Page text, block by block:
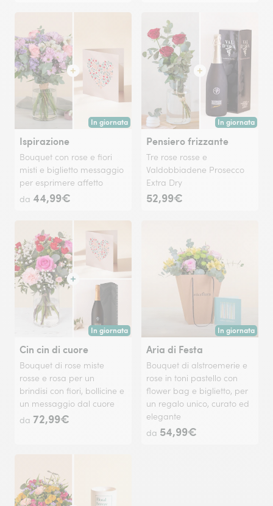
In giornata
Consegna disponibile oggi o in data a tua scelta.
Ispirazione
Bouquet con rose e fiori
misti e biglietto messaggio
per esprimere affetto
da 44,99€
In giornata
Consegna
Pensiero frizzante
Tre rose rosse e
Valdobbiadene Prosecco
Extra Dry
52,99€
In giornata
Consegna disponibile oggi o in data a tua scelta.
Cin cin di cuore
Bouquet di rose miste
rosse e rosa per un
brindisi con fiori, bollicine e
un messaggio dal cuore
da 72,99€
In giornata
Consegna
Aria di Festa
Bouquet di alstroemerie e
rose in toni pastello con
flower bag e biglietto, per
un regalo unico, curato ed
elegante​
da 54,99€